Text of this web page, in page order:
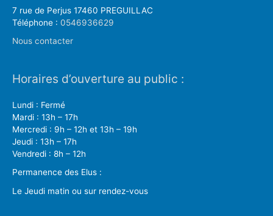
7 rue de Perjus 17460 PREGUILLAC
Téléphone : 0546936629
Nous contacter
Horaires d’ouverture au public :
Lundi : Fermé
Mardi : 13h – 17h
Mercredi : 9h – 12h et 13h – 19h
Jeudi : 13h – 17h
Vendredi : 8h – 12h
Permanence des Elus :
Le Jeudi matin ou sur rendez-vous